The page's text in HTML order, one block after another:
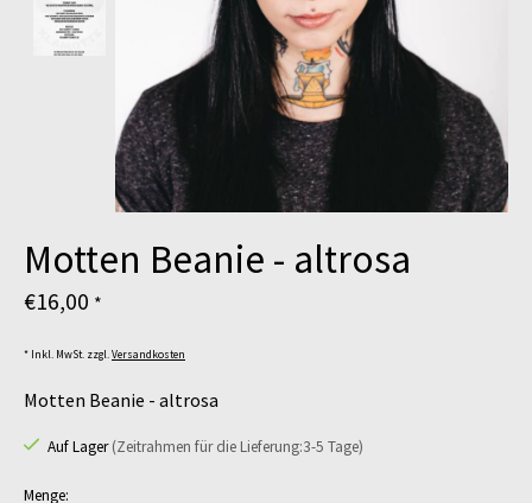
Motten Beanie - altrosa
€16,00 *
* Inkl. MwSt. zzgl.Versandkosten
Motten Beanie - altrosa
Auf Lager(Zeitrahmen für die Lieferung:3-5 Tage)
Menge: